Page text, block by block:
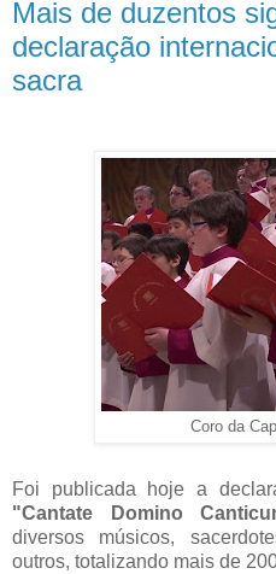
Mais de duzentos
declaração
sacra
Coro da
Foi publicada hoje a
"Cantate Domino
diversos músicos,
outros, totalizando mais de